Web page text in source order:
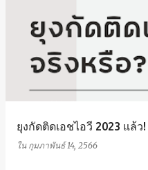
ยุงกัดติดเอชไอวี 2023 แล้ว
ใน กุมภาพันธ์ 14, 2566